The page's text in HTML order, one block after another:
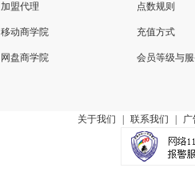
加盟代理
移动商学院
网盘商学院
点数规则
充值方式
会员等级与
关于我们 联系我们 广